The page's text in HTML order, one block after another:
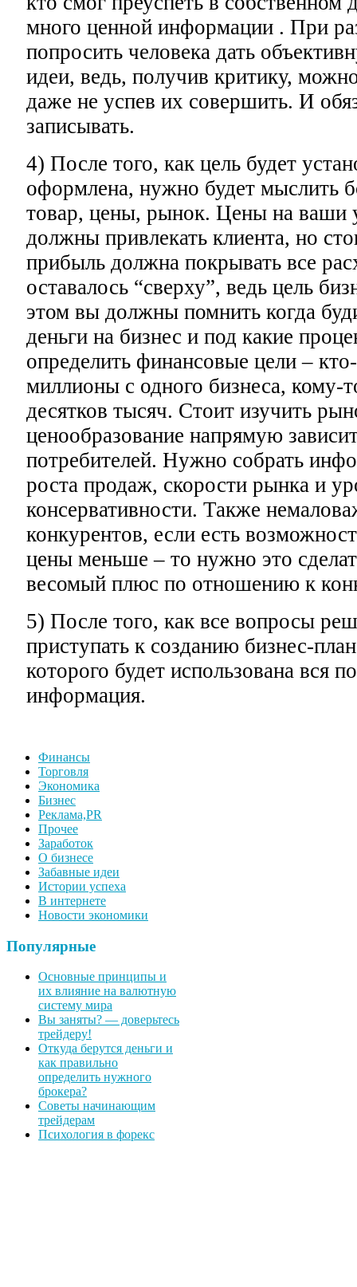
много ценной информации . При
попросить человека дать
идеи, ведь, получив критику,
даже не успев их совершить. И
записывать.
4) После того, как цель будет
оформлена, нужно будет мыслить
товар, цены, рынок. Цены на ваши
должны привлекать клиента, но
прибыль должна покрывать все
оставалось “сверху”, ведь цель
этом вы должны помнить когда
деньги на бизнес и под какие
определить финансовые цели –
миллионы с одного бизнеса, кому-
десятков тысяч. Стоит изучить
ценообразование напрямую
потребителей. Нужно собрать
роста продаж, скорости рынка и
консервативности. Также
конкурентов, если есть
цены меньше – то нужно это
весомый плюс по отношению к
5) После того, как все вопросы
приступать к созданию бизнес-
которого будет использована вся
информация.
Финансы
Торговля
Экономика
Бизнес
Реклама,PR
Прочее
Заработок
О бизнесе
Забавные идеи
Истории успеха
В интернете
Новости экономики
Популярные
Основные принципы и
их влияние на валютную
систему мира
Вы заняты? — доверьтесь
трейдеру!
Откуда берутся деньги и
как правильно
определить нужного
брокера?
Советы начинающим
трейдерам
Психология в форекс